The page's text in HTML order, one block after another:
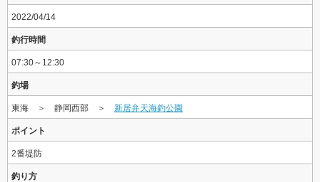
2022/04/14
釣行時間
07:30～12:30
釣場
東海 ＞ 静岡西部 ＞ 新居弁天海釣公園
ポイント
2番堤防
釣り方